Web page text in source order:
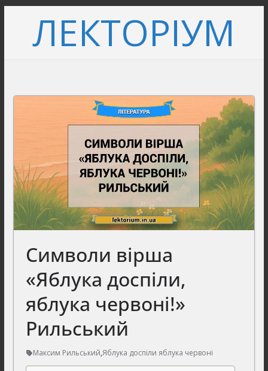
вмістуЛЕКТОРІУМ
Символи вірша
«Яблука доспіли,
яблука червоні!»
Рильський
Максим Рильський,Яблука доспіли яблука червоні